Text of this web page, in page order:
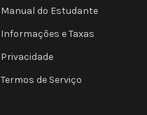
Manual do Estudante
Informações e Taxas
Privacidade
Termos de Serviço